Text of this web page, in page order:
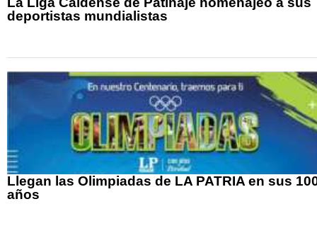
deportistas mundialistas
Llegan las Olimpiadas de LA PATRIA en sus
años